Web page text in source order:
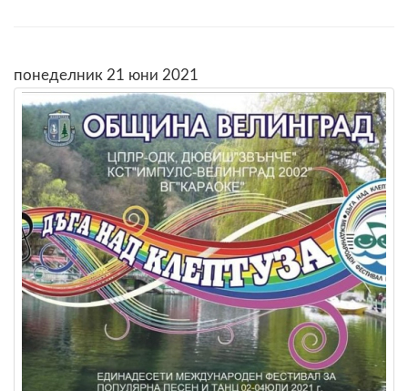
понеделник 21 юни 2021